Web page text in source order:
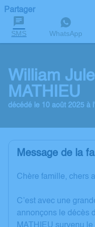
Partager
SMS WhatsApp
William
MATHIEU
décédé le 10 août 2025 à
Message de la
Chère famille, chers
C’est avec une
annonçons le décès